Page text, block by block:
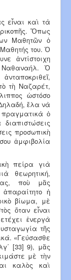
εἶναι καὶ τὰ
Ὅπως
Μαθητῶν ὁ
του. Ὁ
ἀντίστοιχη
Ναθαναήλ. Ὁ
τὴ Ναζαρέτ,
ὡστόσο
ἔλα νὰ
πραγματικὰ ὁ
προσωπι­κὴ
ἀμφιβολία
πείρα γιὰ
θεωρητική,
ποὺ μᾶς
ἡ
βίωμα, μὲ
ὅταν εἶναι
ἐνεργὰ
τῆς
«Γεύσασθε
[33] 9), μᾶς
μὲ τὴν
καλὸς καὶ